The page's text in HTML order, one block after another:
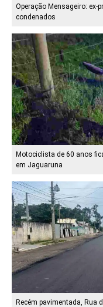
Operação Mensageiro: ex-
condenados
Motociclista de 60 anos
em Jaguaruna
Recém pavimentada, Rua